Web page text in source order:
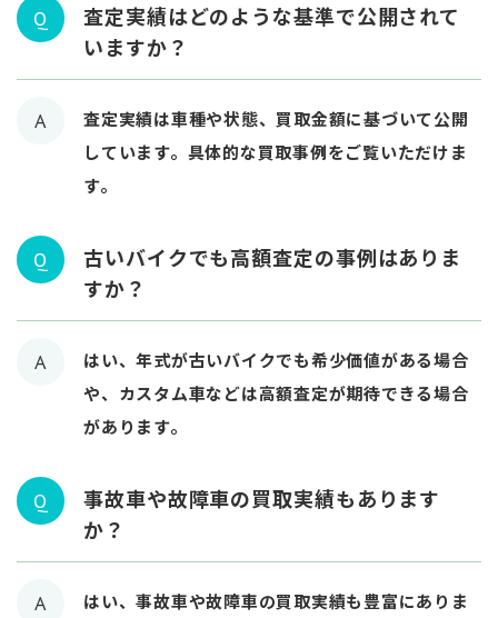
Q
査定実績はどのような基準で公開されて
いますか？
A
査定実績は車種や状態、買取金額に基づいて公開
しています。具体的な買取事例をご覧いただけま
す。
Q
古いバイクでも高額査定の事例はありま
すか？
A
はい、年式が古いバイクでも希少価値がある場合
や、カスタム車などは高額査定が期待できる場合
があります。
Q
事故車や故障車の買取実績もあります
か？
A
はい、事故車や故障車の買取実績も豊富にありま